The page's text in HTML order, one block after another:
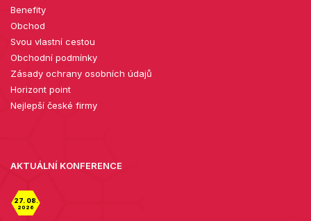
Benefity
Obchod
Svou vlastní cestou
Obchodní podmínky
Zásady ochrany osobních údajů
Horizont point
Nejlepší české firmy
AKTUÁLNÍ KONFERENCE
27. 08.
2026